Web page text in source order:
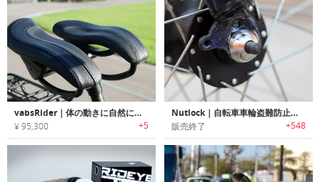
vabsRider｜体の動きに自然に追従し、快適性を高める上下可動式バイクセーフシート
¥ 95,300 +5
Nutlock｜自転車車輪盗難防止用ツール
販売終了 +548